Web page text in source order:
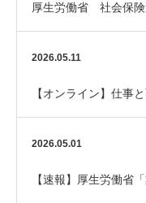
厚生労働省 社会保険
ル！
2026.05.11
【オンライン】仕事
2026.05.01
【速報】厚生労働省